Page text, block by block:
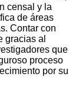
censal y la
de áreas
Contar con
gracias al
que
proceso
por su